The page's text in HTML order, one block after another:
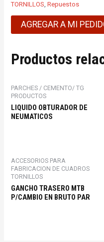
TORNILLOS,Repuestos
AGREGAR A MI
Productos
PARCHES / CEMENTO/ TG
PRODUCTOS
LIQUIDO OBTURADOR DE
NEUMATICOS
ACCESORIOS PARA
FABRICACION DE CUADROS
TORNILLOS
GANCHO TRASERO MTB
P/CAMBIO EN BRUTO PAR